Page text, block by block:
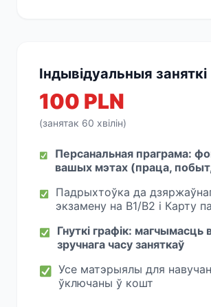
Індывідуальныя заняткі
100 PLN
(занятак 60 хвілін)
Персанальная праграма:
вашых мэтах (праца, побыт,
Падрыхтоўка да
экзамену на B1/B2 і Карту
Гнуткі графік: магчымасць
зручнага часу заняткаў
Усе матэрыялы для
ўключаны ў кошт